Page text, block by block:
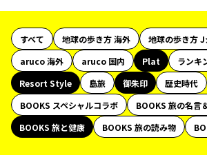
すべて 地球の歩き方 海外
地球の歩き方 J
aruco 海外
aruco 国内 Plat
ランキ
Resort Style
島旅 御朱印 歴史時代
BOOKS スペシャルコラボ
BOOKS 旅の名言
BOOKS 旅と健康
BOOKS 旅の読み物